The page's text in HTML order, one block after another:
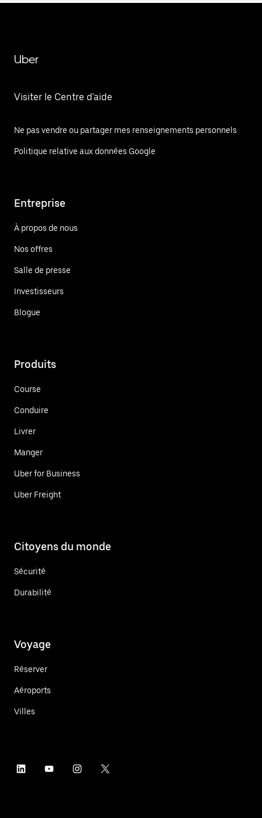
Uber
Visiter le Centre d'aide
Ne pas vendre ou partager mes renseignements personnels
Politique relative aux données Google
Entreprise
À propos de nous
Nos offres
Salle de presse
Investisseurs
Blogue
Produits
Course
Conduire
Livrer
Manger
Uber for Business
Uber Freight
Citoyens du monde
Sécurité
Durabilité
Voyage
Réserver
Aéroports
Villes